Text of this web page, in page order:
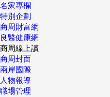
名家專欄
特別企劃
商周財富網
良醫健康網
商周線上讀
商周封面
兩岸國際
人物報導
職場管理